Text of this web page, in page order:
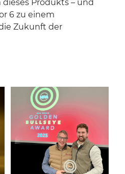
Produkts – und
6 zu einem
Zukunft der